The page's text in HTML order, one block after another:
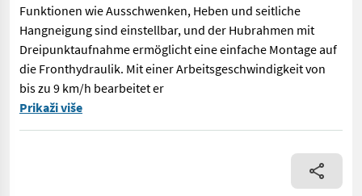
Funktionen wie Ausschwenken, Heben und seitliche
Hangneigung sind einstellbar, und der Hubrahmen mit
Dreipunktaufnahme ermöglicht eine einfache Montage auf
die Fronthydraulik. Mit einer Arbeitsgeschwindigkeit von
bis zu 9 km/h bearbeitet er
Sattler Rebvorschneider – Patentierter Rebvorschneider für
Prikaži više